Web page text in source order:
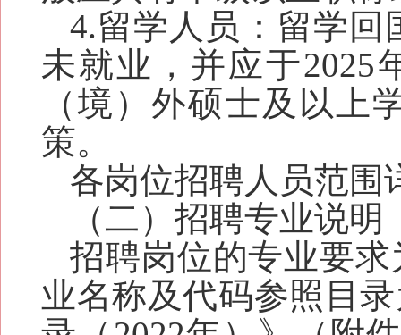
4.留学人员： 留学回
未就业，并应于2025
（境）外硕士及以上
策。
各岗位招聘人员范围
（二）招聘专业说明
招聘岗位的专业要求
业名称及代码参照目